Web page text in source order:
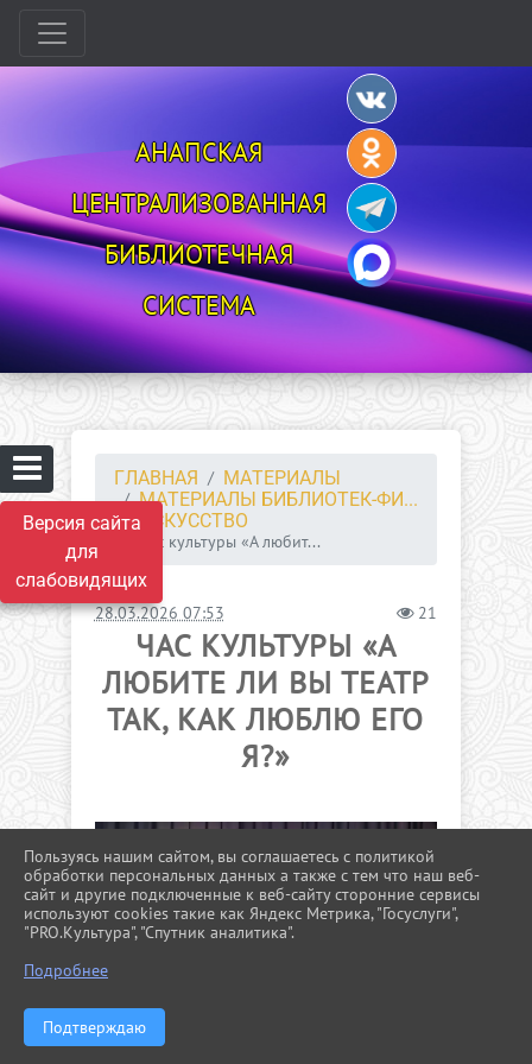
Версия сайта
для
слабовидящих
АНАПСКАЯ
ЦЕНТРАЛИЗОВАННАЯ
БИБЛИОТЕЧНАЯ
СИСТЕМА
ГЛАВНАЯ
МАТЕРИАЛЫ
МАТЕРИАЛЫ БИБЛИОТЕК-ФИ...
ИСКУССТВО
Час культуры «А любит...
28.03.2026 07:53 21
ЧАС КУЛЬТУРЫ «А
ЛЮБИТЕ ЛИ ВЫ ТЕАТР
ТАК, КАК ЛЮБЛЮ ЕГО
Я?»
Пользуясь нашим сайтом, вы соглашаетесь с политикой
обработки персональных данных а также с тем что наш веб-
сайт и другие подключенные к веб-сайту сторонние сервисы
используют cookies такие как Яндекс Метрика, "Госуслуги",
"PRO.Культура", "Спутник аналитика".
Подробнее
Подтверждаю